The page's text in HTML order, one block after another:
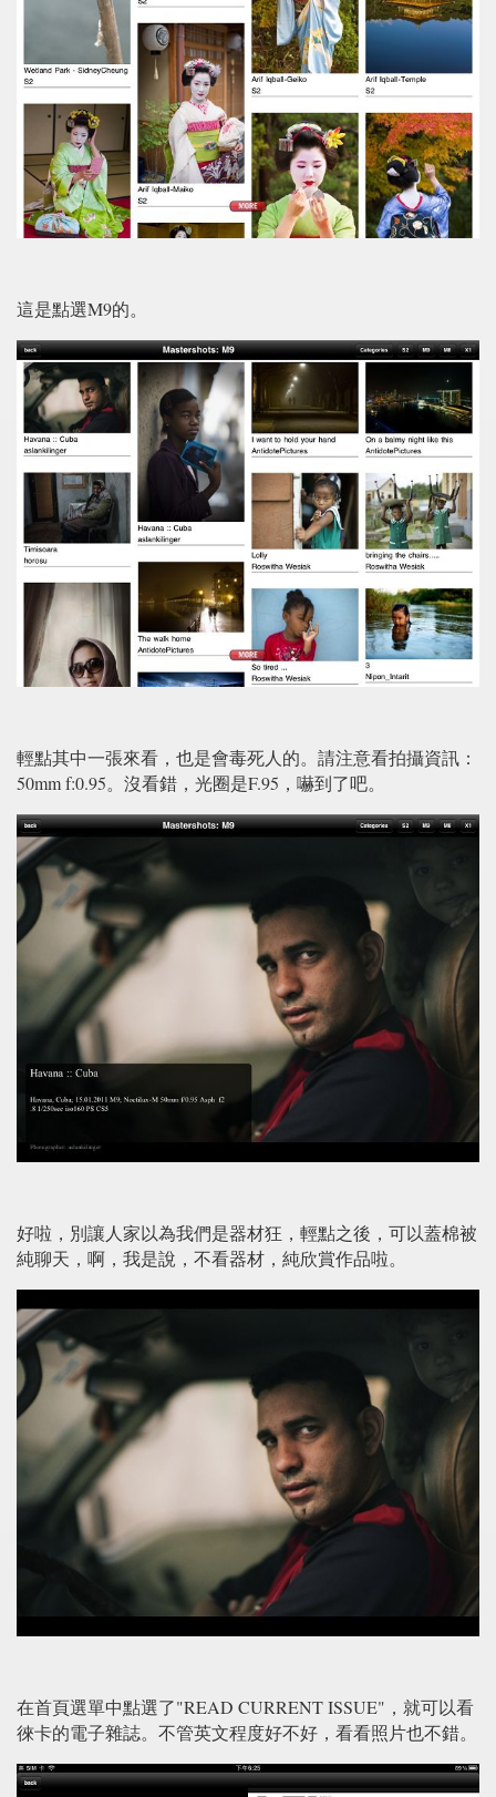
這是點選M9的。
輕點其中一張來看，也是會毒死人的。請注意看拍攝資訊：
50mm f:0.95。沒看錯，光圈是F.95，嚇到了吧。
好啦，別讓人家以為我們是器材狂，輕點之後，可以蓋棉被
純聊天，啊，我是說，不看器材，純欣賞作品啦。
在首頁選單中點選了"READ CURRENT ISSUE"，就可以看
徠卡的電子雜誌。不管英文程度好不好，看看照片也不錯。